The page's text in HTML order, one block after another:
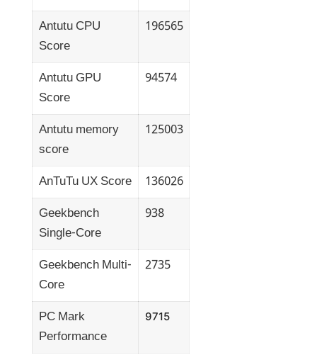
Antutu CPU
Score
196565
Antutu GPU
Score
94574
Antutu memory
score
125003
AnTuTu UX Score 136026
Geekbench
Single-Core
938
Geekbench Multi-
Core
2735
PC Mark
Performance
9715